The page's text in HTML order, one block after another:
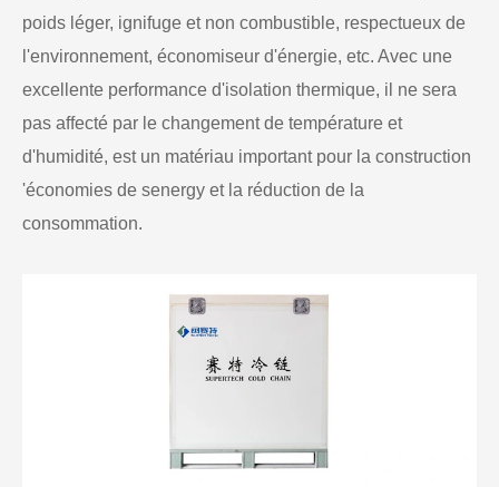
poids léger, ignifuge et non combustible, respectueux de
l'environnement, économiseur d'énergie, etc. Avec une
excellente performance d'isolation thermique, il ne sera
pas affecté par le changement de température et
d'humidité, est un matériau important pour la construction
'économies de senergy et la réduction de la
consommation.